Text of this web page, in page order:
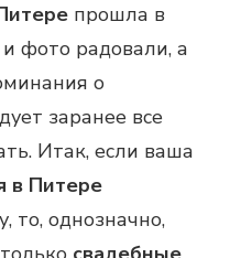
прошла в
фото радовали, а
о
заранее все
Итак, если ваша
в Питере
то, однозначно,